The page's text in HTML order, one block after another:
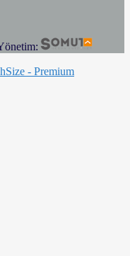
- Premium